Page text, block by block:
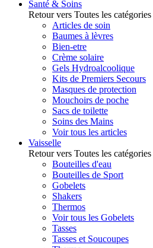
Santé & Soins
Retour vers Toutes les catégories
Articles de soin
Baumes à lèvres
Bien-etre
Crème solaire
Gels Hydroalcoolique
Kits de Premiers Secours
Masques de protection
Mouchoirs de poche
Sacs de toilette
Soins des Mains
Voir tous les articles
Vaisselle
Retour vers Toutes les catégories
Bouteilles d'eau
Bouteilles de Sport
Gobelets
Shakers
Thermos
Voir tous les Gobelets
Tasses
Tasses et Soucoupes